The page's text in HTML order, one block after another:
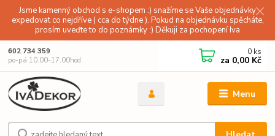
Jsme kamenný obchod s e-shopem :) snažíme se Vaše objednávky
expedovat co nejdříve ( cca do týdne ). Pokud na objednávku spěcháte,
prosím uveďte to do poznámky :) Děkuji za pochopení Iva
Menu
602 734 359
po-pá 10.00-17.00hod
0 ks
za 0,00 Kč